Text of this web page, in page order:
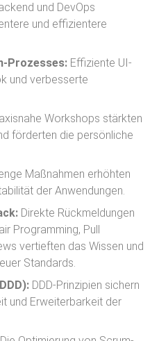
und DevOps
und effizientere
Prozesses:Effiziente UI-
und verbesserte
Workshops stärkten
förderten die persönliche
Maßnahmen erhöhten
der Anwendungen.
Direkte Rückmeldungen
Programming, Pull
vertieften das Wissen und
Standards.
DDD-Prinzipien sichern
und Erweiterbarkeit der